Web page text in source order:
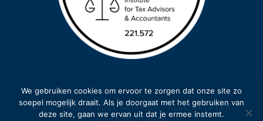
© COPYRIGHT 2023 GEMA BV - ALLE RECHTEN
We gebruiken cookies om ervoor te zorgen dat onze site zo
soepel mogelijk draait. Als je doorgaat met het gebruiken van
deze site, gaan we ervan uit dat je ermee instemt.